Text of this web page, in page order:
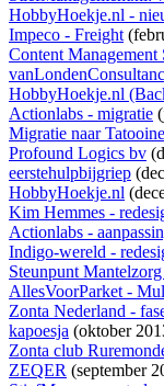
HobbyHoekje.nl -
Impeco - Freight
Content Management
HobbyHoekje.nl
Actionlabs - migratie
Migratie naar Tatooine
Profound Logics bv
eerstehulpbijgriep
HobbyHoekje.nl
Kim Hemmes -
Actionlabs -
Indigo-wereld -
Steunpunt
AllesVoorParket -
Zonta Nederland -
kapoesja (oktober
Zonta club
ZEQER (september